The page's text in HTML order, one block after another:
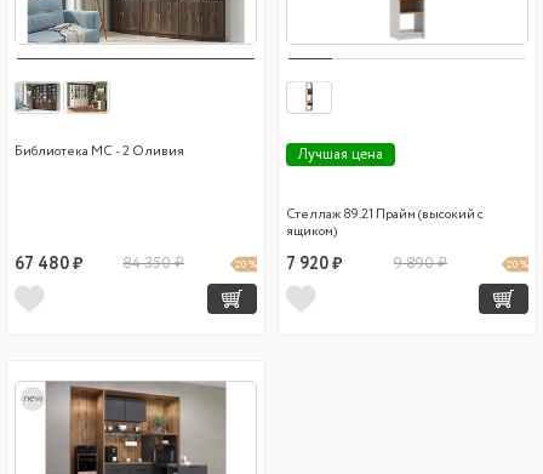
Библиотека МС - 2 Оливия
67 480 ₽ 84 350 ₽ 20 %
Лучшая цена
Стеллаж 89.21 Прайм (высокий с
ящиком)
7 920 ₽ 9 890 ₽ 20 %
new